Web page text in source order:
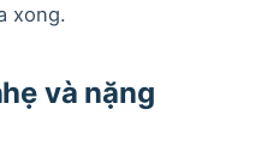
xong.
và nặng